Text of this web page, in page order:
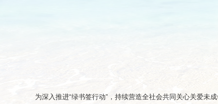
为深入推进“绿书签行动”，持续营造全社会共同关心关爱未